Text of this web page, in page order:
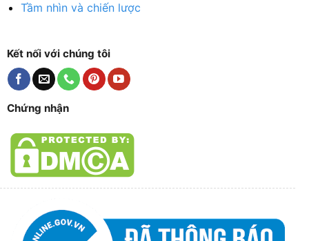
Tầm nhìn và chiến lược
Kết nối với chúng tôi
Chứng nhận